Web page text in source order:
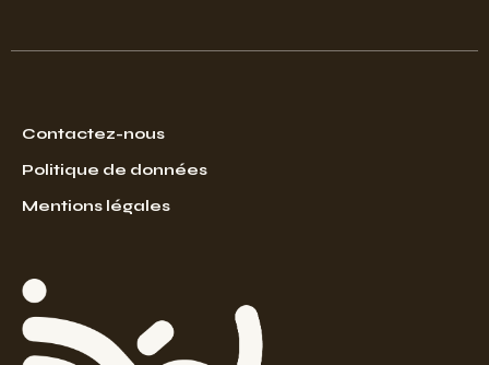
Contactez-nous
Politique de données
Mentions légales